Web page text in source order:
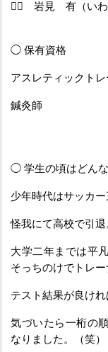
🙋‍♂️　岩見　有（い
◯ 保有資格
アスレティックトレ
鍼灸師
◯ 学生の頃はどん
少年時代はサッカー
怪我にて高校で引退
大学二年までは平
そっちのけでトレー
テスト結果が良けれ
気づいたら一桁の
なりました。（笑）